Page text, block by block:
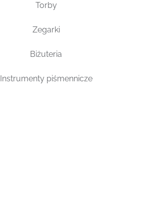
Torby
Zegarki
Biżuteria
Instrumenty piśmennicze